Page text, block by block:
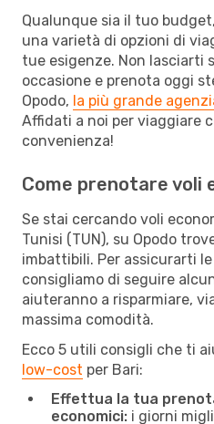
Qualunque sia il tuo
una varietà di opzioni di
tue esigenze. Non lasciarti
occasione e prenota oggi
Opodo, la più grande
Affidati a noi per viaggiare
convenienza!
Come prenotare voli
Se stai cercando voli
Tunisi (TUN), su Opodo
imbattibili. Per assicurarti
consigliamo di seguire
aiuteranno a risparmiare,
massima comodità.
Ecco 5 utili consigli che ti
low-cost per Bari:
Effettua la tua
economici: i giorni